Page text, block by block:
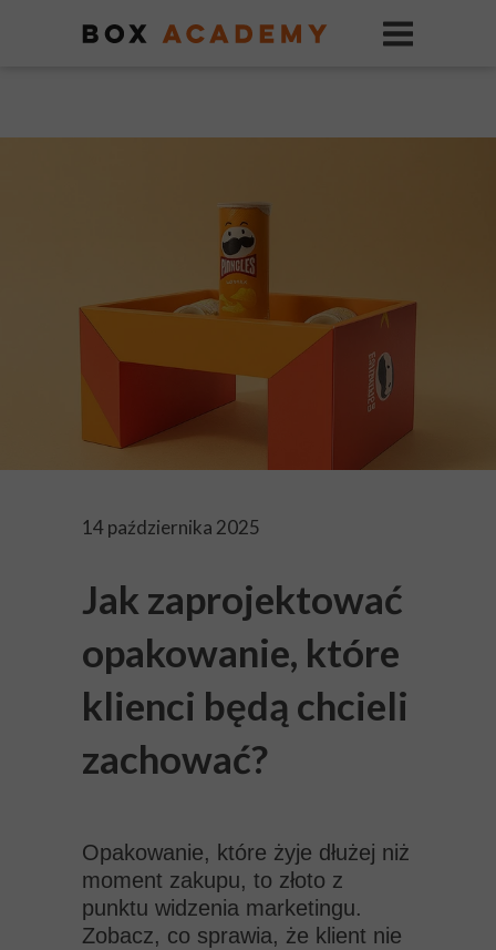
14 października 2025
Jak zaprojektować
opakowanie, które
klienci będą chcieli
zachować?
Opakowanie, które żyje dłużej niż
moment zakupu, to złoto z
punktu widzenia marketingu.
Zobacz, co sprawia, że klient nie